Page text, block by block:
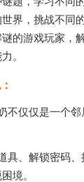
界，挑战不同
的游戏玩家，
。
不仅仅是一个
具、解锁密码
境。